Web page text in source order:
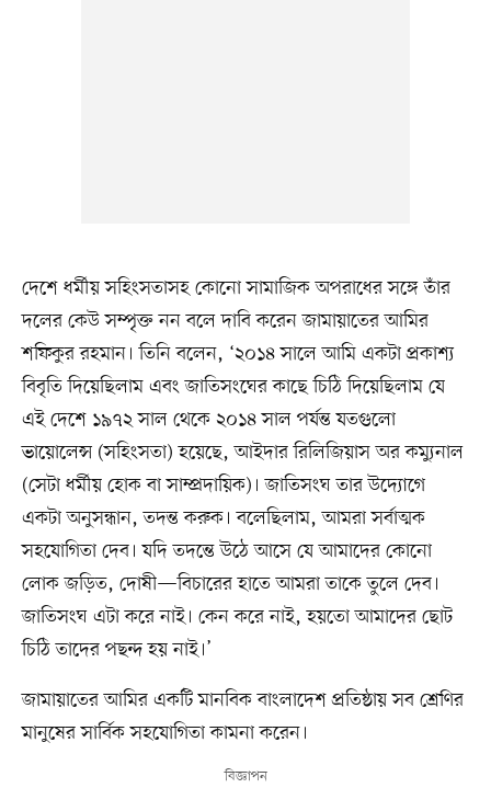
দেশে ধর্মীয় সহিংসতাসহ কোনো সামাজিক অপরাধের সঙ্গে তাঁর
দলের কেউ সম্পৃক্ত নন বলে দাবি করেন জামায়াতের আমির
শফিকুর রহমান। তিনি বলেন, ‘২০১৪ সালে আমি একটা প্রকাশ্য
বিবৃতি দিয়েছিলাম এবং জাতিসংঘের কাছে চিঠি দিয়েছিলাম যে
এই দেশে ১৯৭২ সাল থেকে ২০১৪ সাল পর্যন্ত যতগুলো
ভায়োলেন্স (সহিংসতা) হয়েছে, আইদার রিলিজিয়াস অর কম্যুনাল
(সেটা ধর্মীয় হোক বা সাম্প্রদায়িক)। জাতিসংঘ তার উদ্যোগে
একটা অনুসন্ধান, তদন্ত করুক। বলেছিলাম, আমরা সর্বাত্মক
সহযোগিতা দেব। যদি তদন্তে উঠে আসে যে আমাদের কোনো
লোক জড়িত, দোষী—বিচারের হাতে আমরা তাকে তুলে দেব।
জাতিসংঘ এটা করে নাই। কেন করে নাই, হয়তো আমাদের ছোট
চিঠি তাদের পছন্দ হয় নাই।’
জামায়াতের আমির একটি মানবিক বাংলাদেশ প্রতিষ্ঠায় সব শ্রেণির
মানুষের সার্বিক সহযোগিতা কামনা করেন।